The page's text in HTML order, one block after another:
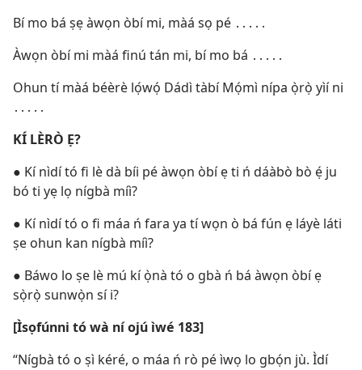
Bí mo bá ṣẹ àwọn òbí mi, màá sọ pé ․․․․․
Àwọn òbí mi màá finú tán mi, bí mo bá ․․․․․
Ohun tí màá béèrè lọ́wọ́ Dádì tàbí Mọ́mì nípa ọ̀rọ̀ yìí ni
․․․․․
KÍ LÈRÒ Ẹ?
● Kí nìdí tó fi lè dà bíi pé àwọn òbí ẹ ti ń dáàbò bò ẹ́ ju
bó ti yẹ lọ nígbà míì?
● Kí nìdí tó o fi máa ń fara ya tí wọn ò bá fún ẹ láyè láti
ṣe ohun kan nígbà míì?
● Báwo lo ṣe lè mú kí ọ̀nà tó o gbà ń bá àwọn òbí ẹ
sọ̀rọ̀ sunwọ̀n sí i?
[Ìsọfúnni tó wà ní ojú ìwé 183]
“Nígbà tó o ṣì kéré, o máa ń rò pé ìwọ lo gbọ́n jù. Ìdí